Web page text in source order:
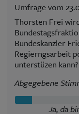
Umfrage vom
Thorsten Frei
Bundeskanzler
Regierngsarbeit
unterstüzen kann?
Abgegebene
Ja, da